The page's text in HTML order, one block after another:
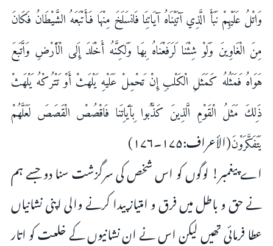
وَاتْلُ عَلَيْهِمْ نَبَأَ الَّذِي آتَيْنَاهُ آيَاتِنَا فَانسَلَخَ مِنْهَا فَأَتْبَعَهُ الشَّيْطَانُ فَكَانَ
مِنَ الْغَاوِينَ وَﻟَﻮْ ﺷِﺌْﻨَﺎ ﻟَﺮَﻓَﻌْﻨَﺎﻩُ ﺑِﻬَﺎ ﻭَﻟَﻜِﻨَّﻪُ ﺃَﺧْﻠَﺪَ ﺇِﻟَﻰ ﺍﻟْﺄَﺭْﺽِ ﻭَﺍﺗَّﺒَﻊَ
ﻫَﻮَﺍﻩُ ﻓَﻤَﺜَﻠُﻪُ ﻛَﻤَﺜَﻞِ ﺍﻟْﻜَﻠْﺐِ ﺇِﻥْ ﺗَﺤْﻤِﻞْ ﻋَﻠَﻴْﻪِ ﻳَﻠْﻬَﺚْ ﺃَﻭْ ﺗَﺘْﺮُﻛْﻪُ ﻳَﻠْﻬَﺚْ
ﺫَﻟِﻚَ ﻣَﺜَﻞُ ﺍﻟْﻘَﻮْﻡِ ﺍﻟَّﺬِﻳﻦَ ﻛَﺬَّﺑُﻮﺍ ﺑِﺂﻳَﺎﺗِﻨَﺎ فَاقْصُصْ الْقَصَصَ لَعَلَّهُمْ
يَتَفَكَّرَوْنَ(الأعراف:۱۷۵۔۱۷۶)
اے پیغمبر! لوگوں کو اس شخص کی سرگزشت سنا دو جسے ہم
نے حق و باطل میں فرق و امتیاز پیدا کرنے والی اپنی نشانیاں
عطا فرمائی تھیں لیکن اس نے ان نشانیوں کے خلعت کو اتار